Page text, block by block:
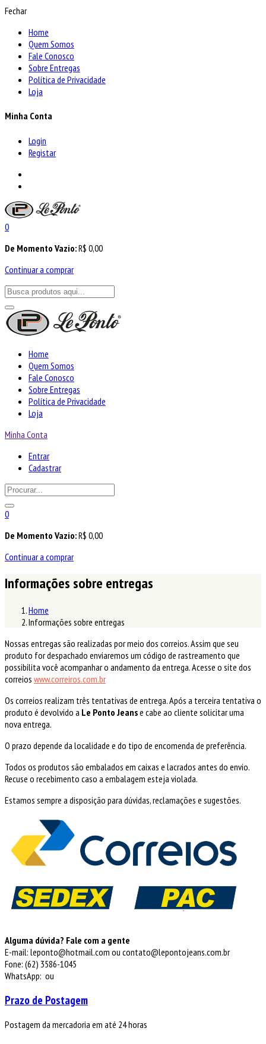
Fechar
Home
Quem Somos
Fale Conosco
Sobre Entregas
Política de Privacidade
Loja
Minha Conta
Login
Registar
0
De Momento Vazio:R$ 0,00
Continuar a comprar
Home
Quem Somos
Fale Conosco
Sobre Entregas
Política de Privacidade
Loja
Minha Conta
Entrar
Cadastrar
0
De Momento Vazio:R$ 0,00
Continuar a comprar
Informações sobre entregas
Home
Informações sobre entregas
Nossas entregas são realizadas por meio dos correios. Assim que seu
produto for despachado enviaremos um código de rastreamento que
possibilita você acompanhar o andamento da entrega. Acesse o site dos
correios www.correiros.com.br
Os correios realizam três tentativas de entrega. Após a terceira tentativa o
produto é devolvido a Le Ponto Jeanse cabe ao cliente solicitar uma
nova entrega.
O prazo depende da localidade e do tipo de encomenda de preferência.
Todos os produtos são embalados em caixas e lacrados antes do envio.
Recuse o recebimento caso a embalagem esteja violada.
Estamos sempre a disposição para dúvidas, reclamações e sugestões.
Alguma dúvida? Fale com a gente
E-mail: leponto@hotmail.com ou contato@lepontojeans.com.br
Fone: (62) 3586-1045
WhatsApp: ou
Prazo de Postagem
Postagem da mercadoria em até 24 horas